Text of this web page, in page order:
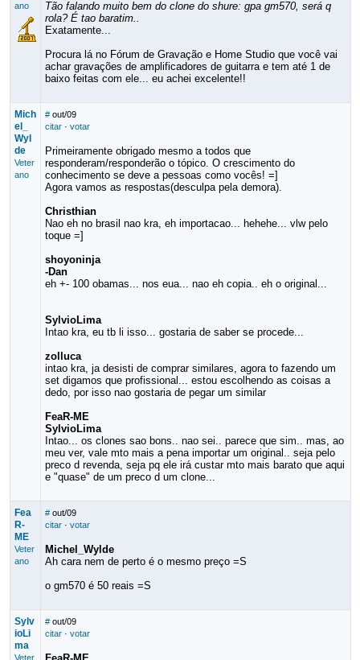
ano
Tão falando muito bem do clone do shure: gpa gm570, será q
rola? É tao baratim..
Exatamente...
Procura lá no Fórum de Gravação e Home Studio que você vai
achar gravações de amplificadores de guitarra e tem até 1 de
baixo feitas com ele... eu achei excelente!!
Mich
el_
Wyl
de
Veter
ano
# out/09
citar· votar
Primeiramente obrigado mesmo a todos que
responderam/responderão o tópico. O crescimento do
conhecimento se deve a pessoas como vocês! =]
Agora vamos as respostas(desculpa pela demora).
Christhian
Nao eh no brasil nao kra, eh importacao... hehehe... vlw pelo
toque =]
shoyoninja
-Dan
eh +- 100 obamas... nos eua... nao eh copia.. eh o original...
SylvioLima
Intao kra, eu tb li isso... gostaria de saber se procede...
zolluca
intao kra, ja desisti de comprar similares, agora to fazendo um
set digamos que profissional... estou escolhendo as coisas a
dedo, por isso nao gostaria de pegar um similar
FeaR-ME
SylvioLima
Intao... os clones sao bons.. nao sei.. parece que sim.. mas, ao
meu ver, vale mto mais a pena importar um original.. seja pelo
preco d revenda, seja pq ele irá custar mto mais barato que aqui
e "quase" de um preco d um clone...
Fea
R-
ME
Veter
ano
# out/09
citar· votar
Michel_Wylde
Ah cara nem de perto é o mesmo preço =S
o gm570 é 50 reais =S
Sylv
ioLi
ma
Veter
# out/09
citar· votar